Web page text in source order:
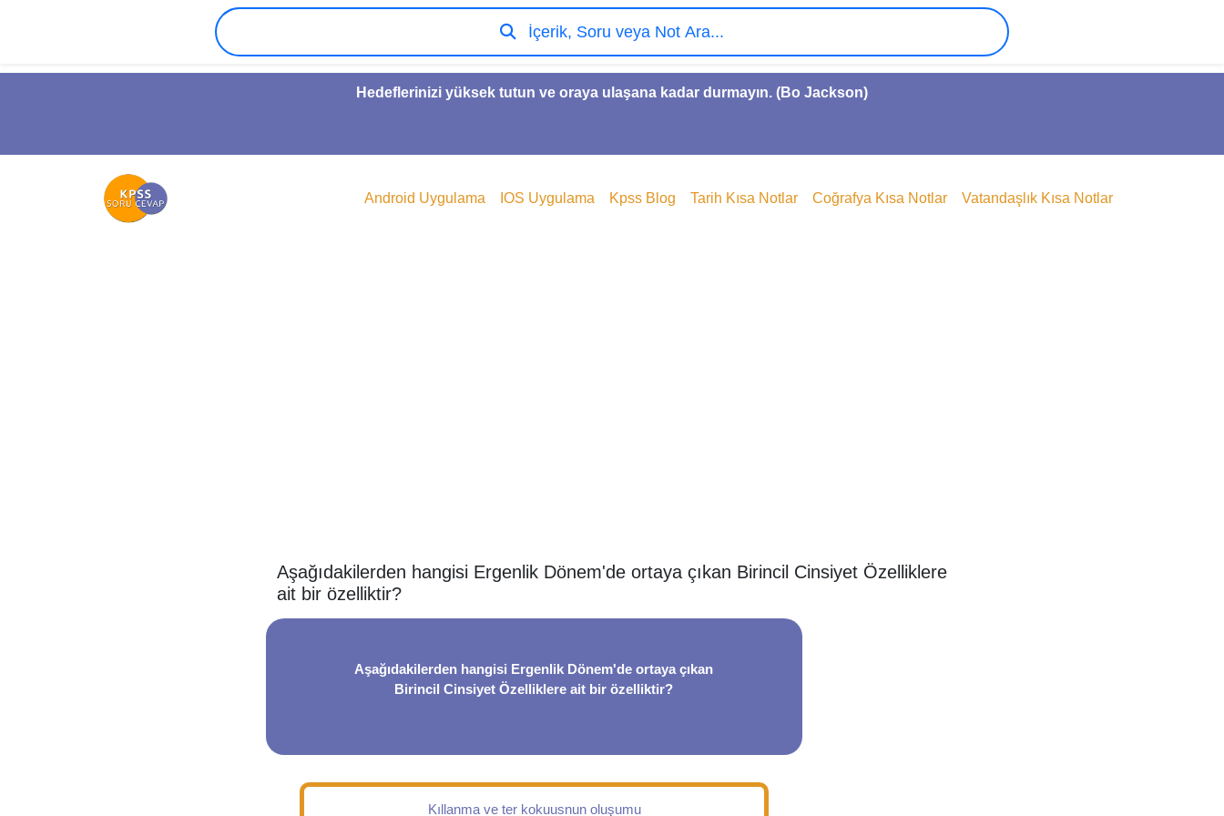
Hedeflerinizi yüksek tutun ve oraya ulaşana kadar durmayın. (Bo Jackson)
İçerik, Soru veya Not Ara...
Android Uygulama IOS Uygulama Kpss Blog Tarih Kısa Notlar Coğrafya Kısa Notlar Vatandaşlık Kısa Notlar
Aşağıdakilerden hangisi Ergenlik Dönem'de ortaya çıkan Birincil Cinsiyet Özelliklere
ait bir özelliktir?
Aşağıdakilerden hangisi Ergenlik Dönem'de ortaya çıkan
Birincil Cinsiyet Özelliklere ait bir özelliktir?
Kıllanma ve ter kokuusnun oluşumu